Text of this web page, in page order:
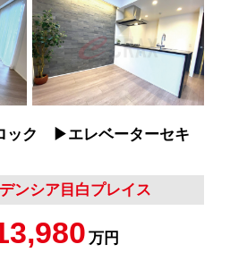
ク ▶︎エレベーターセキ
ンシア目白プレイス
万円